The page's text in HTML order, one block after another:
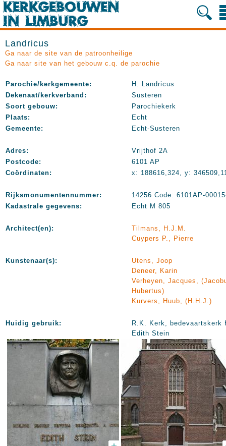
Landricus
Ga naar de site van de patroonheilige
Ga naar site van het gebouw c.q. de parochie
Parochie/kerkgemeente:
H. Landricus
Dekenaat/kerkverband:
Susteren
Soort gebouw:
Parochiekerk
Plaats:
Echt
Gemeente:
Echt-Susteren
Adres:
Vrijthof 2A
Postcode:
6101 AP
Coördinaten:
x: 188616,324, y:
Rijksmonumentennummer:
14256 Code: 6101AP-
Kadastrale gegevens:
Echt M 805
Architect(en):
Tilmans, H.J.M.
Cuypers P., Pierre
Kunstenaar(s):
Utens, Joop
Deneer, Karin
Verheyen, Jacques,
Hubertus)
Kurvers, Huub, (H.H.J.)
Huidig gebruik:
R.K. Kerk, bedevaartskerk
Edith Stein